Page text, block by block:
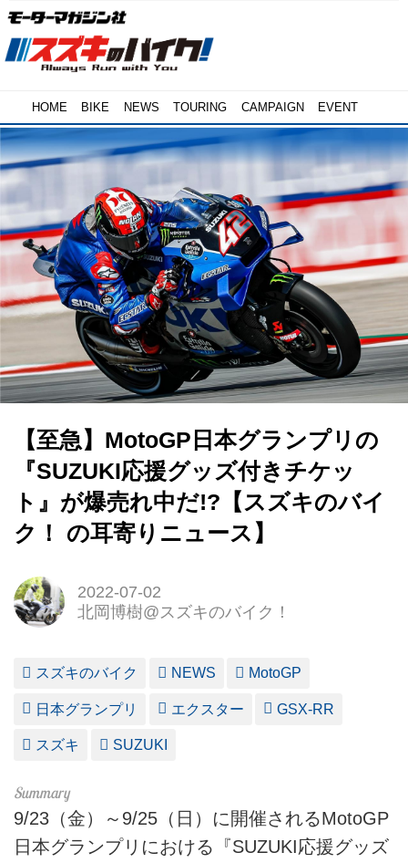
HOME BIKE NEWS TOURING CAMPAIGN EVENT
【至急】MotoGP日本グランプリの
『SUZUKI応援グッズ付きチケッ
ト』が爆売れ中だ!?【スズキのバイ
ク！ の耳寄りニュース】
2022-07-02
北岡博樹@スズキのバイク！
スズキのバイク NEWS MotoGP
日本グランプリ エクスター GSX-RR
スズキ SUZUKI
9/23（金）～9/25（日）に開催されるMotoGP
日本グランプリにおける『SUZUKI応援グッズ